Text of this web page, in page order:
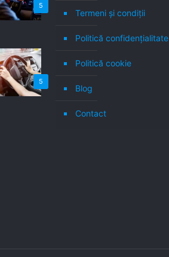
5
5
Termeni şi condiţii
Politică confidenţialitate
Politică cookie
Blog
Contact